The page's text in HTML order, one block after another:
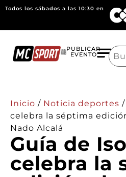
Todos los sábados a las 10:30 en
PUBLICAR
EVENTO
for:
Inicio / Noticia deportes /
celebra la séptima
Nado Alcalá
Guía de
celebra la